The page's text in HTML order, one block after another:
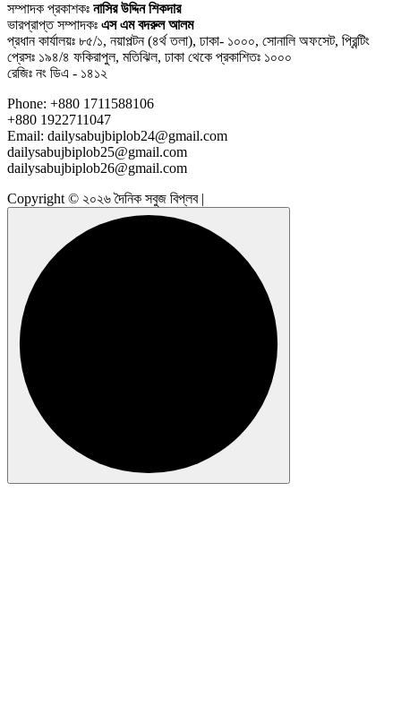
সম্পাদক প্রকাশকঃ নাসির উদ্দিন শিকদার
ভারপ্রাপ্ত সম্পাদকঃ এস এম বদরুল আলম
প্রধান কার্যালয়ঃ ৮৫/১, নয়াপল্টন (৪র্থ তলা), ঢাকা- ১০০০, সোনালি অফসেট, প্রিন্টিং
প্রেসঃ ১৯৪/৪ ফকিরাপুল, মতিঝিল, ঢাকা থেকে প্রকাশিতঃ ১০০০
রেজিঃ নং ডিএ - ১৪১২
Phone: +880 1711588106
+880 1922711047
Email: dailysabujbiplob24@gmail.com
dailysabujbiplob25@gmail.com
dailysabujbiplob26@gmail.com
Copyright © ২০২৬ দৈনিক সবুজ বিপ্লব |